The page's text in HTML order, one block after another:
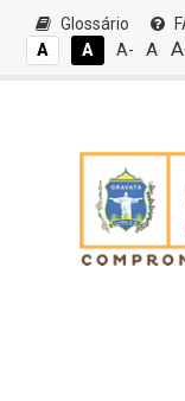
Glossário
A
A A- A